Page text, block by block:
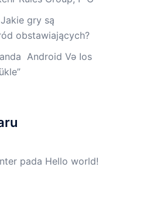
gry są
obstawiających?
Android Və Ios
pada Hello world!